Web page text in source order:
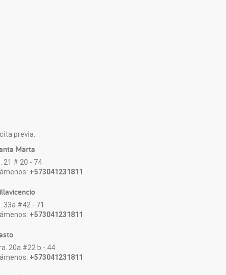
previa.
Marta
21 # 20 - 74
+573041231811
33a #42 - 71
+573041231811
20a #22 b - 44
+573041231811